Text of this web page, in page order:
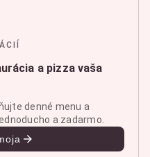
a pizza vaša
denné menu a
a zadarmo.